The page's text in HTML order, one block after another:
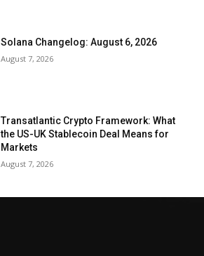
Solana Changelog: August 6, 2026
August 7, 2026
Transatlantic Crypto Framework: What
the US-UK Stablecoin Deal Means for
Markets
August 7, 2026